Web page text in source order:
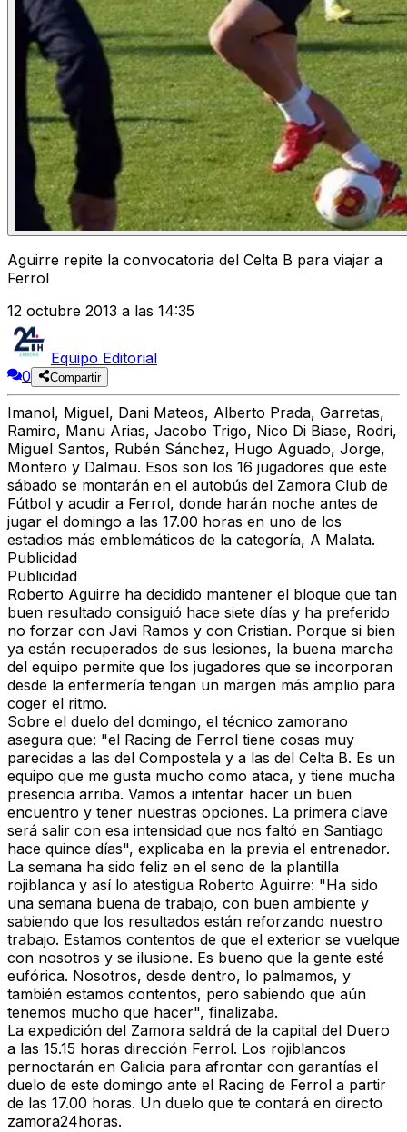
Aguirre repite la convocatoria del Celta B para viajar a
Ferrol
12 octubre 2013 a las 14:35
Equipo Editorial
0
Compartir
Imanol, Miguel, Dani Mateos, Alberto Prada, Garretas,
Ramiro, Manu Arias, Jacobo Trigo, Nico Di Biase, Rodri,
Miguel Santos, Rubén Sánchez, Hugo Aguado, Jorge,
Montero y Dalmau. Esos son los 16 jugadores que este
sábado se montarán en el autobús del Zamora Club de
Fútbol y acudir a Ferrol, donde harán noche antes de
jugar el domingo a las 17.00 horas en uno de los
estadios más emblemáticos de la categoría, A Malata.
Publicidad
Publicidad
Roberto Aguirre ha decidido mantener el bloque que tan
buen resultado consiguió hace siete días y ha preferido
no forzar con Javi Ramos y con Cristian. Porque si bien
ya están recuperados de sus lesiones, la buena marcha
del equipo permite que los jugadores que se incorporan
desde la enfermería tengan un margen más amplio para
coger el ritmo.
Sobre el duelo del domingo, el técnico zamorano
asegura que: "el Racing de Ferrol tiene cosas muy
parecidas a las del Compostela y a las del Celta B. Es un
equipo que me gusta mucho como ataca, y tiene mucha
presencia arriba. Vamos a intentar hacer un buen
encuentro y tener nuestras opciones. La primera clave
será salir con esa intensidad que nos faltó en Santiago
hace quince días", explicaba en la previa el entrenador.
La semana ha sido feliz en el seno de la plantilla
rojiblanca y así lo atestigua Roberto Aguirre: "Ha sido
una semana buena de trabajo, con buen ambiente y
sabiendo que los resultados están reforzando nuestro
trabajo. Estamos contentos de que el exterior se vuelque
con nosotros y se ilusione. Es bueno que la gente esté
eufórica. Nosotros, desde dentro, lo palmamos, y
también estamos contentos, pero sabiendo que aún
tenemos mucho que hacer", finalizaba.
La expedición del Zamora saldrá de la capital del Duero
a las 15.15 horas dirección Ferrol. Los rojiblancos
pernoctarán en Galicia para afrontar con garantías el
duelo de este domingo ante el Racing de Ferrol a partir
de las 17.00 horas. Un duelo que te contará en directo
zamora24horas.